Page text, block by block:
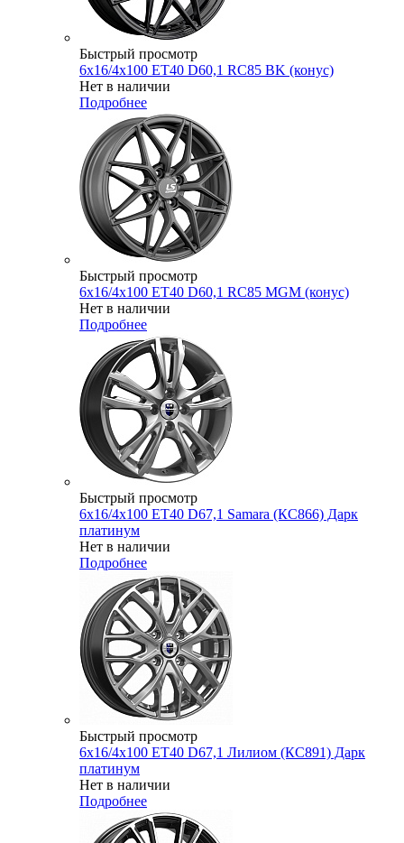
Быстрый просмотр
6x16/4x100 ET40 D60,1 RC85 BK (конус)
Нет в наличии
Подробнее
Быстрый просмотр
6x16/4x100 ET40 D60,1 RC85 MGM (конус)
Нет в наличии
Подробнее
Быстрый просмотр
6x16/4x100 ET40 D67,1 Samara (КС866) Дарк
платинум
Нет в наличии
Подробнее
Быстрый просмотр
6x16/4x100 ET40 D67,1 Лилиом (КС891) Дарк
платинум
Нет в наличии
Подробнее